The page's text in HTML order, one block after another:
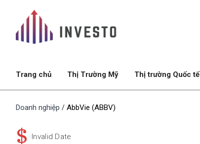
Trang chủ Thị Trường Mỹ Thị trường Quốc tế
Doanh nghiệp / AbbVie (ABBV)
$ Invalid Date